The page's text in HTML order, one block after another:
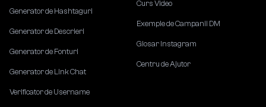
Generator de Hashtaguri
Generator de Descrieri
Generator de Fonturi
Generator de Link Chat
Verificator de Username
Curs Video
Exemple de Campanii DM
Glosar Instagram
Centru de Ajutor